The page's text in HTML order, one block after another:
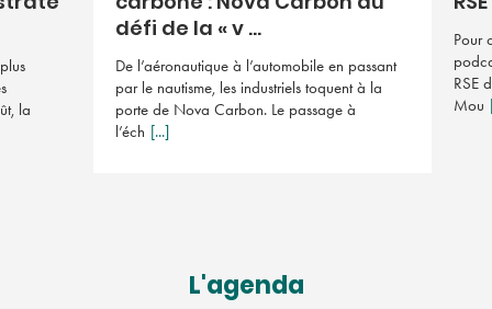
la
défi de la « v ...
De l’aéronautique à l’automobile en passant
par le nautisme, les industriels toquent à la
porte de Nova Carbon. Le passage à
l’éch [...]
Pour
RSE
Mou
L'agenda